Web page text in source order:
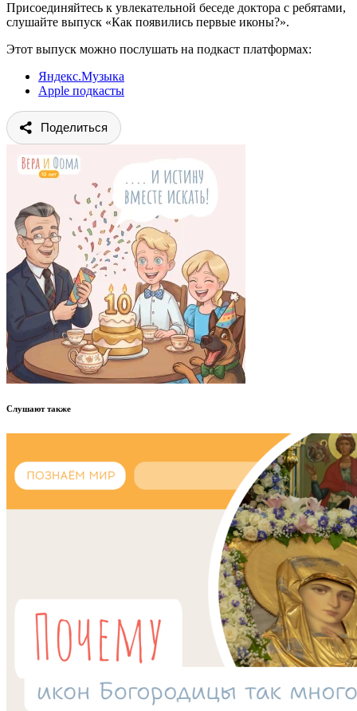
Присоединяйтесь к увлекательной беседе доктора с ребятами,
слушайте выпуск «Как появились первые иконы?».
Этот выпуск можно послушать на подкаст платформах:
Яндекс.Музыка
Apple подкасты
Поделиться
Слушают также